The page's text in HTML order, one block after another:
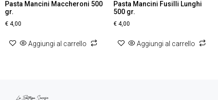
Pasta Mancini Maccheroni 500
gr.
€ 4,00
Aggiungi al carrello
Pasta Mancini Fusilli Lunghi
500 gr.
€4,00
Aggiungi al carrello